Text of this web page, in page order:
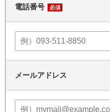
電話番号 必須
メールアドレス